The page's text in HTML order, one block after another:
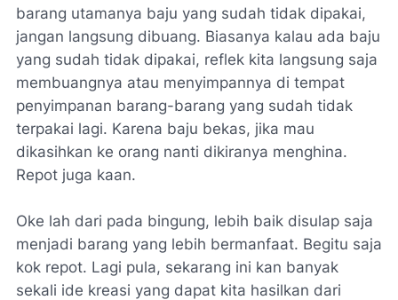
barang utamanya baju yang sudah tidak dipakai,
jangan langsung dibuang. Biasanya kalau ada baju
yang sudah tidak dipakai, reflek kita langsung saja
membuangnya atau menyimpannya di tempat
penyimpanan barang-barang yang sudah tidak
terpakai lagi. Karena baju bekas, jika mau
dikasihkan ke orang nanti dikiranya menghina.
Repot juga kaan.
Oke lah dari pada bingung, lebih baik disulap saja
menjadi barang yang lebih bermanfaat. Begitu saja
kok repot. Lagi pula, sekarang ini kan banyak
sekali ide kreasi yang dapat kita hasilkan dari